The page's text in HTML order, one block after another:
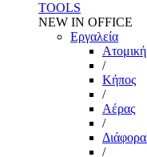
TOOLS
NEW IN OFFICE
Εργαλεία
/
Kήπος
/
Αέρας
/
/